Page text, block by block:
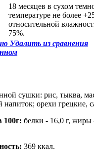
18 месяцев в сухом
температуре не более
относительной
75%.
Удалить из сравнения
сушки: рис, тыква,
орехи грецкие,
100г: белки - 16,0 г, жиры
369 ккал.